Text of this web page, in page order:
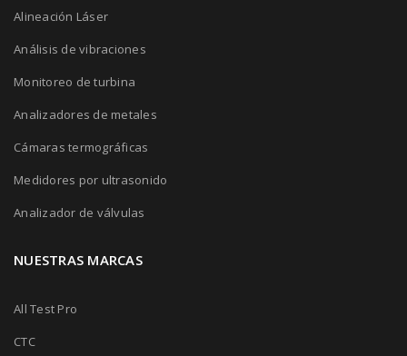
Alineación Láser
Análisis de vibraciones
Monitoreo de turbina
Analizadores de metales
Cámaras termográficas
Medidores por ultrasonido
Analizador de válvulas
NUESTRAS MARCAS
All Test Pro
CTC